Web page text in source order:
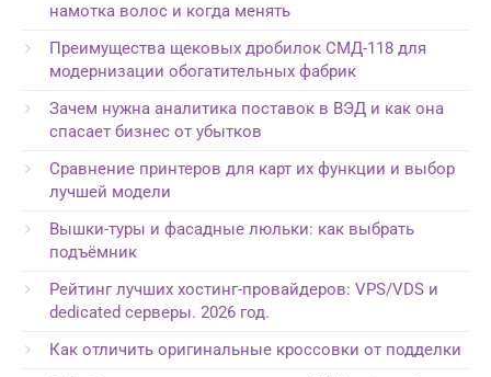
намотка волос и когда менять
Преимущества щековых дробилок СМД-118 для
модернизации обогатительных фабрик
Зачем нужна аналитика поставок в ВЭД и как она
спасает бизнес от убытков
Сравнение принтеров для карт их функции и выбор
лучшей модели
Вышки-туры и фасадные люльки: как выбрать
подъёмник
Рейтинг лучших хостинг-провайдеров: VPS/VDS и
dedicated серверы. 2026 год.
Как отличить оригинальные кроссовки от подделки